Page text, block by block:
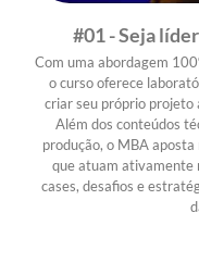
#01 - Seja
Com uma abordagem
o curso oferece
criar seu próprio projeto
Além dos conteúdos
produção, o MBA
que atuam ativamente
cases, desafios e